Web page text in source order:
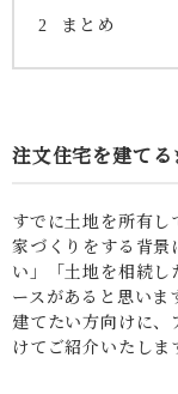
2 まとめ
注文住宅を建てる
すでに土地を所有
家づくりをする背
い」「土地を相続
ースがあると思いま
建てたい方向けに
けてご紹介いたしま